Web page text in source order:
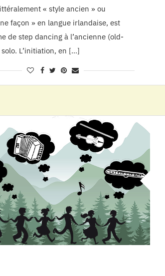
« style ancien » ou
façon » en langue irlandaise, est
de step dancing à l’ancienne (old-
L’initiation, en […]